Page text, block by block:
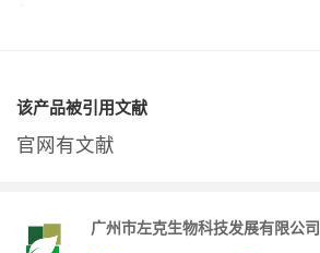
该产品被引用文献
官网有文献
广州市左克生物科技发展有限公司